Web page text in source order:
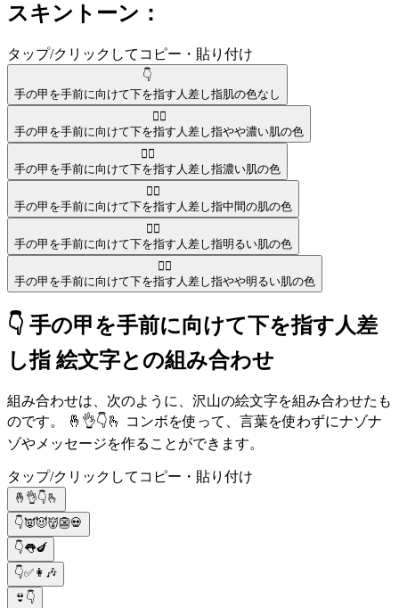
スキントーン：
タップ/クリックしてコピー・貼り付け
👇
手の甲を手前に向けて下を指す人差し指肌の色なし
👇🏾
手の甲を手前に向けて下を指す人差し指やや濃い肌の色
👇🏿
手の甲を手前に向けて下を指す人差し指濃い肌の色
👇🏽
手の甲を手前に向けて下を指す人差し指中間の肌の色
👇🏻
手の甲を手前に向けて下を指す人差し指明るい肌の色
👇🏼
手の甲を手前に向けて下を指す人差し指やや明るい肌の色
👇 手の甲を手前に向けて下を指す人差
し指 絵文字との組み合わせ
組み合わせは、次のように、沢山の絵文字を組み合わせたも
のです。 🤞👌👇🫰 コンボを使って、言葉を使わずにナゾナ
ゾやメッセージを作ることができます。
タップ/クリックしてコピー・貼り付け
🤞👌👇🫰
👇👿😈👹👺💀
👇👅🍆
👇✅👩🎶
👙👇